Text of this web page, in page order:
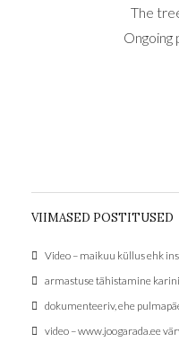
The
Ongoing
VIIMASED POSTITUSED
Video – maikuu küllus ehk
armastuse tähistamine
dokumenteeriv, ehe
video – www.joogarada.ee